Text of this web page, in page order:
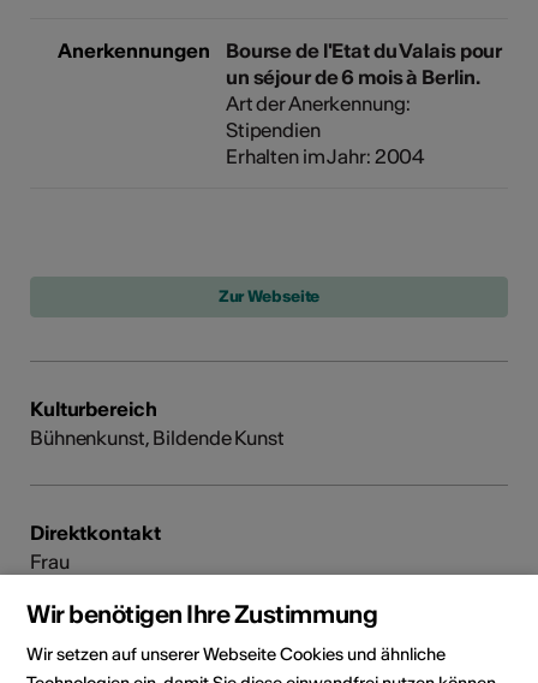
Anerkennungen
Bourse de l'Etat du Valais pour
un séjour de 6 mois à Berlin.
Art der Anerkennung:
Stipendien
Erhalten im Jahr: 2004
Kulturbereich
Bühnenkunst, Bildende Kunst
Direktkontakt
Frau
E-Mail
Webseite
Wir benötigen Ihre Zustimmung
Wir setzen auf unserer Webseite Cookies und ähnliche